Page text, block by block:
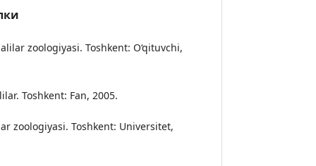
zoologiyasi. Toshkent: O‘qituvchi,
Toshkent: Fan, 2005.
zoologiyasi. Toshkent: Universitet,